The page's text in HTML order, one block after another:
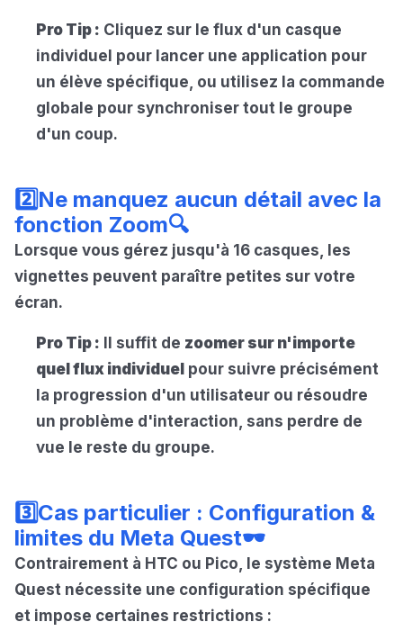
Pro Tip : Cliquez sur le flux d'un casque
individuel pour lancer une application pour
un élève spécifique, ou utilisez la commande
globale pour synchroniser tout le groupe
d'un coup.
2️⃣Ne manquez aucun détail avec la
fonction Zoom🔍
Lorsque vous gérez jusqu'à 16 casques, les
vignettes peuvent paraître petites sur votre
écran.
Pro Tip : Il suffit de zoomer sur n'importe
quel flux individuel pour suivre précisément
la progression d'un utilisateur ou résoudre
un problème d'interaction, sans perdre de
vue le reste du groupe.
3️⃣Cas particulier : Configuration &
limites du Meta Quest🕶️
Contrairement à HTC ou Pico, le système Meta
Quest nécessite une configuration spécifique
et impose certaines restrictions :